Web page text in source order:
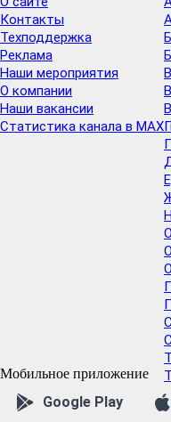
Контакты
Техподдержка
Реклама
Наши мероприятия
О компании
Наши вакансии
Статистика канала в MAX
Мобильное приложение
Google Play